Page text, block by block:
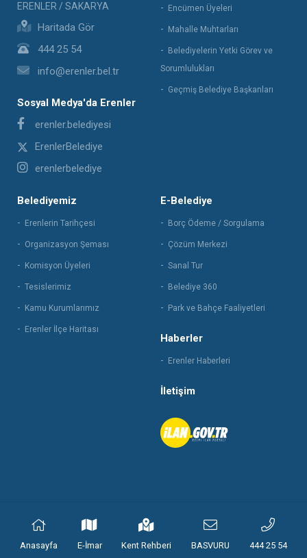
Anasayfa E-İmar Kent Rehberi BASVURU 444 25 54
ERENLER / SAKARYA
Haritada Gör
444 25 54
info@erenler.bel.tr
Sosyal Medya'da Erenler
erenler.belediyesi
ErenlerBelediye
erenlerbelediye
Encümen Üyeleri
Mahalle Muhtarları
Belediyelerin Yetki Görev ve
Sorumlulukları
Geçmiş Belediye Başkanları
Belediyemiz
Erenlerin Tarihçesi
Organizasyon Şeması
Komisyon Üyeleri
Tesislerimiz
Kamu Kurumlarımız
Erenler İlçe Haritası
E-Belediye
Borç Ödeme / Sorgulama
Çözüm Merkezi
Sanal Tur
Belediye 360
Park ve Bahçe Faaliyetleri
Haberler
Erenler Haberleri
İletişim